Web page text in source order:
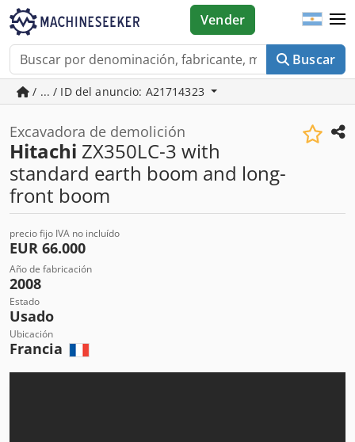
Buscar
Vender
/ ... / ID del anuncio: A21714323
Excavadora de demolición
Hitachi ZX350LC-3 with
standard earth boom and long-
front boom
precio fijo IVA no incluído
EUR 66.000
Año de fabricación
2008
Estado
Usado
Ubicación
Francia